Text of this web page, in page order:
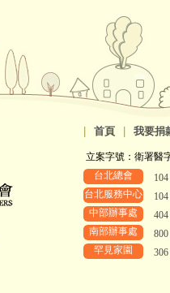
首頁 我要捐
立案字號：衛署醫
台北總會
台北服務中心
中部辦事處
南部辦事處
罕見家園